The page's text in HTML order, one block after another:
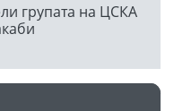
групата на ЦСКА